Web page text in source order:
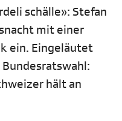
schälle»: Stefan
mit einer
ein. Eingeläutet
hält an